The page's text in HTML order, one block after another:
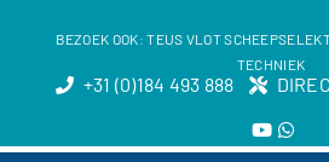
BEZOEK OOK:TEUS VLOT
TECHNIEK
+31 (0)184 493 888